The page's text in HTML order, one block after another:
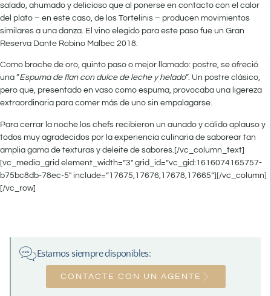
salado, ahumado y delicioso que al ponerse en contacto con el calor
del plato – en este caso, de los Tortelinis – producen movimientos
similares a una danza. El vino elegido para este paso fue un Gran
Reserva Dante Robino Malbec 2018.
Como broche de oro, quinto paso o mejor llamado: postre, se ofreció
una “Espuma de flan con dulce de leche y helado“. Un postre clásico,
pero que, presentado en vaso como espuma, provocaba una ligereza
extraordinaria para comer más de uno sin empalagarse.
Para cerrar la noche los chefs recibieron un aunado y cálido aplauso y
todos muy agradecidos por la experiencia culinaria de saborear tan
amplia gama de texturas y deleite de sabores.[/vc_column_text]
[vc_media_grid element_width=”3″ grid_id=”vc_gid:1616074165757-
b75bc8db-78ec-5″ include=”17675,17676,17678,17665”][/vc_column]
[/vc_row]
Estamos siempre disponibles:
CONTACTE CON UN AGENTE